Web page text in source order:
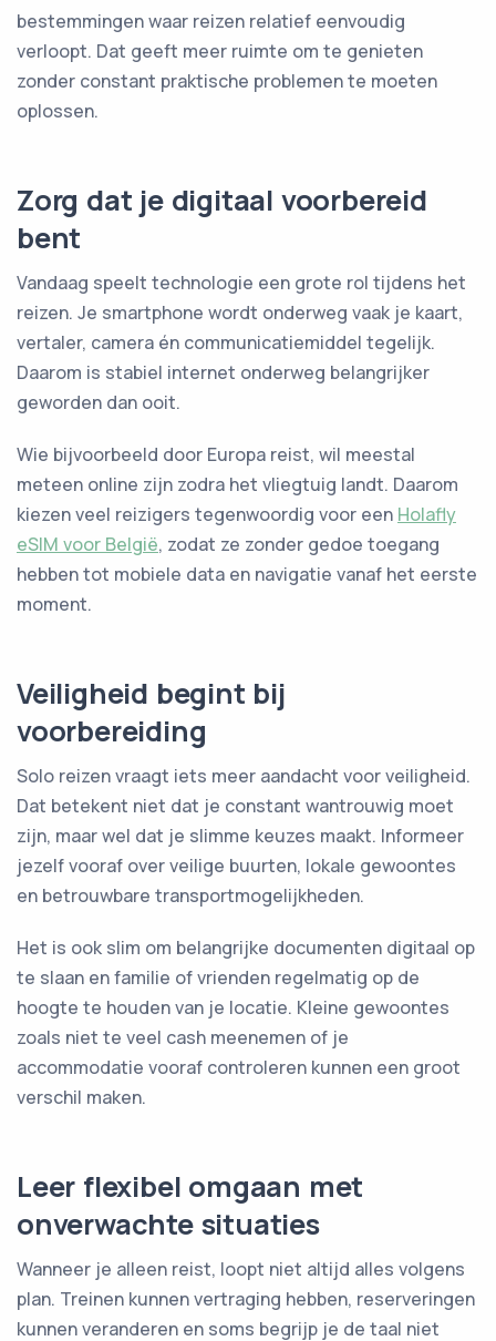
bestemmingen waar reizen relatief eenvoudig
verloopt. Dat geeft meer ruimte om te genieten
zonder constant praktische problemen te moeten
oplossen.
Zorg dat je digitaal voorbereid
bent
Vandaag speelt technologie een grote rol tijdens het
reizen. Je smartphone wordt onderweg vaak je kaart,
vertaler, camera én communicatiemiddel tegelijk.
Daarom is stabiel internet onderweg belangrijker
geworden dan ooit.
Wie bijvoorbeeld door Europa reist, wil meestal
meteen online zijn zodra het vliegtuig landt. Daarom
kiezen veel reizigers tegenwoordig voor een Holafly
eSIM voor België, zodat ze zonder gedoe toegang
hebben tot mobiele data en navigatie vanaf het eerste
moment.
Veiligheid begint bij
voorbereiding
Solo reizen vraagt iets meer aandacht voor veiligheid.
Dat betekent niet dat je constant wantrouwig moet
zijn, maar wel dat je slimme keuzes maakt. Informeer
jezelf vooraf over veilige buurten, lokale gewoontes
en betrouwbare transportmogelijkheden.
Het is ook slim om belangrijke documenten digitaal op
te slaan en familie of vrienden regelmatig op de
hoogte te houden van je locatie. Kleine gewoontes
zoals niet te veel cash meenemen of je
accommodatie vooraf controleren kunnen een groot
verschil maken.
Leer flexibel omgaan met
onverwachte situaties
Wanneer je alleen reist, loopt niet altijd alles volgens
plan. Treinen kunnen vertraging hebben, reserveringen
kunnen veranderen en soms begrijp je de taal niet